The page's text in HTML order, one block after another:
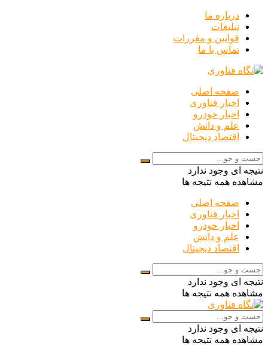
درباره ما
تبلیغات
قوانین و مقررات
تماس با ما
صفحه اصلی
اخبار فناوری
اخبار خودرو
علم و دانش
اقتصاد دیجیتال
نتیجه ای وجود ندارد
مشاهده همه نتیجه ها
صفحه اصلی
اخبار فناوری
اخبار خودرو
علم و دانش
اقتصاد دیجیتال
نتیجه ای وجود ندارد
مشاهده همه نتیجه ها
نتیجه ای وجود ندارد
مشاهده همه نتیجه ها